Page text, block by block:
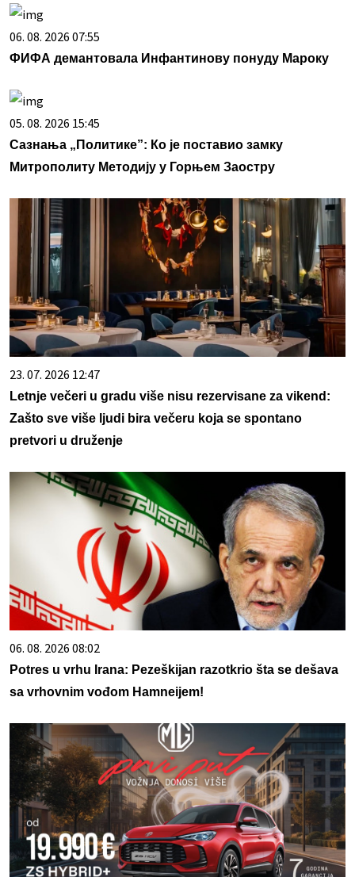
06. 08. 2026 07:55
ФИФА демантовала Инфантинову понуду Мароку
05. 08. 2026 15:45
Сазнања „Политике”: Ко је поставио замку
Митрополиту Методију у Горњем Заостру
23. 07. 2026 12:47
Letnje večeri u gradu više nisu rezervisane za vikend:
Zašto sve više ljudi bira večeru koja se spontano
pretvori u druženje
06. 08. 2026 08:02
Potres u vrhu Irana: Pezeškijan razotkrio šta se dešava
sa vrhovnim vođom Hamneijem!